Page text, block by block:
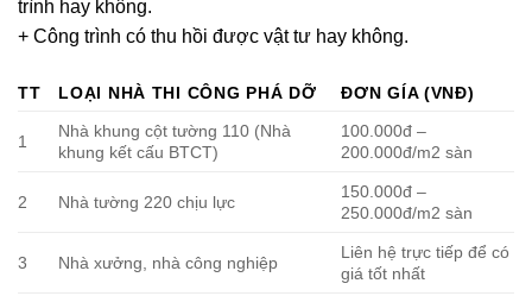
trình hay không.
+ Công trình có thu hồi được vật tư hay không.
TT LOẠI NHÀ THI CÔNG PHÁ DỠ ĐƠN GÍA (VNĐ)
1
Nhà khung cột tường 110 (Nhà
khung kết cấu BTCT)
100.000đ –
200.000đ/m2 sàn
2 Nhà tường 220 chịu lực
150.000đ –
250.000đ/m2 sàn
3 Nhà xưởng, nhà công nghiệp
Liên hệ trực tiếp để có
giá tốt nhất